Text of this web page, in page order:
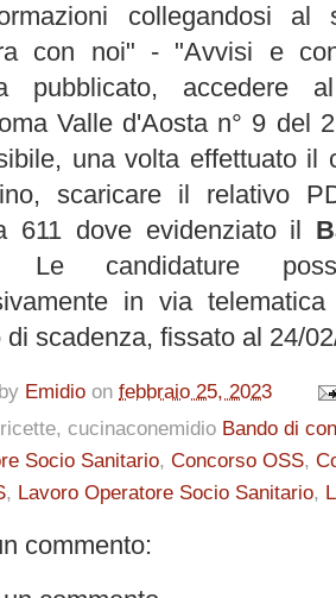
collegandosi al
con noi" - "Avvisi e
pubblicato, accedere
Valle d'Aosta n° 9 del
una volta effettuato il
scaricare il relativo
611 dove evidenziato il
Le candidature
in via
di scadenza, fissato al 24/
Emidio on febbraio 25, 2023
cucinaconemidio Bando di
Socio Sanitario, Concorso OSS,
, Lavoro Operatore Socio Sanitario,
commento: